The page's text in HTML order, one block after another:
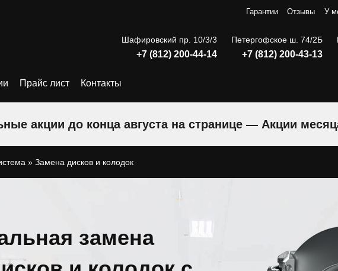
Гарантии Отзывы У
Шафировский пр. 10/3/3
+7 (812) 200-44-14
Петергофское ш. 74/2Б
+7 (812) 200-43-13
Прайс лист Контакты
акции до конца августа на странице — Акции
» Замена дисков и колодок
замена